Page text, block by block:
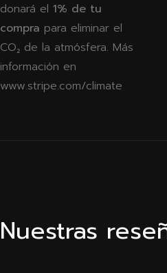
donará el 1% de tu
compra para eliminar el
CO₂ de la atmósfera. Más
información en
www.stripe.com/climate
Nuestras